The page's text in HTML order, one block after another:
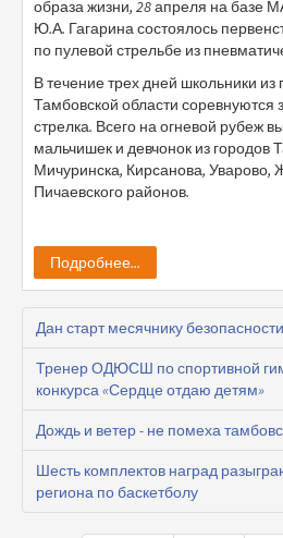
образа жизни, 28 апреля на
Ю.А. Гагарина состоялось
по пулевой стрельбе из
В течение трех дней школьники из
Тамбовской области соревнуются
стрелка. Всего на огневой рубеж
мальчишек и девчонок из городов
Мичуринска, Кирсанова, Уварово,
Пичаевского районов.
Подробнее...
Дан старт месячнику
Тренер ОДЮСШ по спортивной
конкурса «Сердце отдаю детям»
Дождь и ветер - не помеха
Шесть комплектов наград
региона по баскетболу